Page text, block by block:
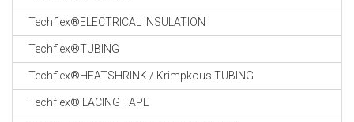
Techflex®ELECTRICAL INSULATION
Techflex®TUBING
Techflex®HEATSHRINK / Krimpkous TUBING
Techflex® LACING TAPE